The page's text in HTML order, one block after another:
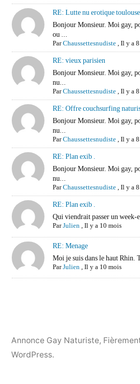
RE: Lutte nu erotique toulouse
Bonjour Monsieur. Moi gay,
ou ...
ParChaussettesnudiste,Il y a
RE: vieux parisien
Bonjour Monsieur. Moi gay,
nu...
ParChaussettesnudiste,Il y a
RE: Offre couchsurfing
Bonjour Monsieur. Moi gay,
nu...
ParChaussettesnudiste,Il y a
RE: Plan exib .
Bonjour Monsieur. Moi gay,
nu...
ParChaussettesnudiste,Il y a
RE: Plan exib .
Qui viendrait passer un week-
ParJulien,Il y a 10 mois
RE: Menage
Moi je suis dans le haut Rhin.
ParJulien,Il y a 10 mois
Annonce Gay Naturiste,
WordPress.